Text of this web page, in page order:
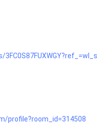
profile?room_id=314508